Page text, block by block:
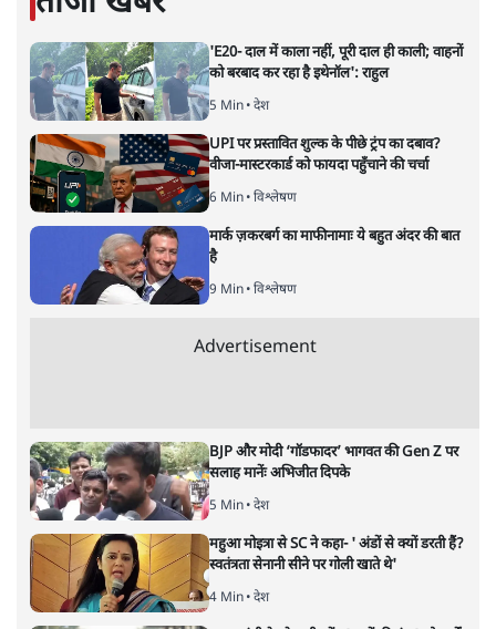
नतीजों पर परदे डालता घोषणा प्रधान
बजट!
यह बजट नीतिगत नतीजों से ज़्यादा घोषणाओं पर टिका क्यों दिखता
है? आंकड़ों, ज़मीनी हकीकत और वादों के बीच घोषणा-प्रधान बजट
की आलोचनात्मक पड़ताल।